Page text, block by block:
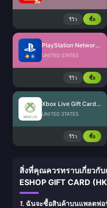
รีวิว ซื้อ
PlayStation Network Card (US)
UNITED STATES
รีวิว ซื้อ
Xbox Live Gift Card (US)
UNITED STATES
รีวิว ซื้อ
สิ่งที่คุณควรทราบเกี่ยวกับ
ESHOP GIFT CARD
1. ฉันจะซื้อสินค้าบนแพลตฟอ